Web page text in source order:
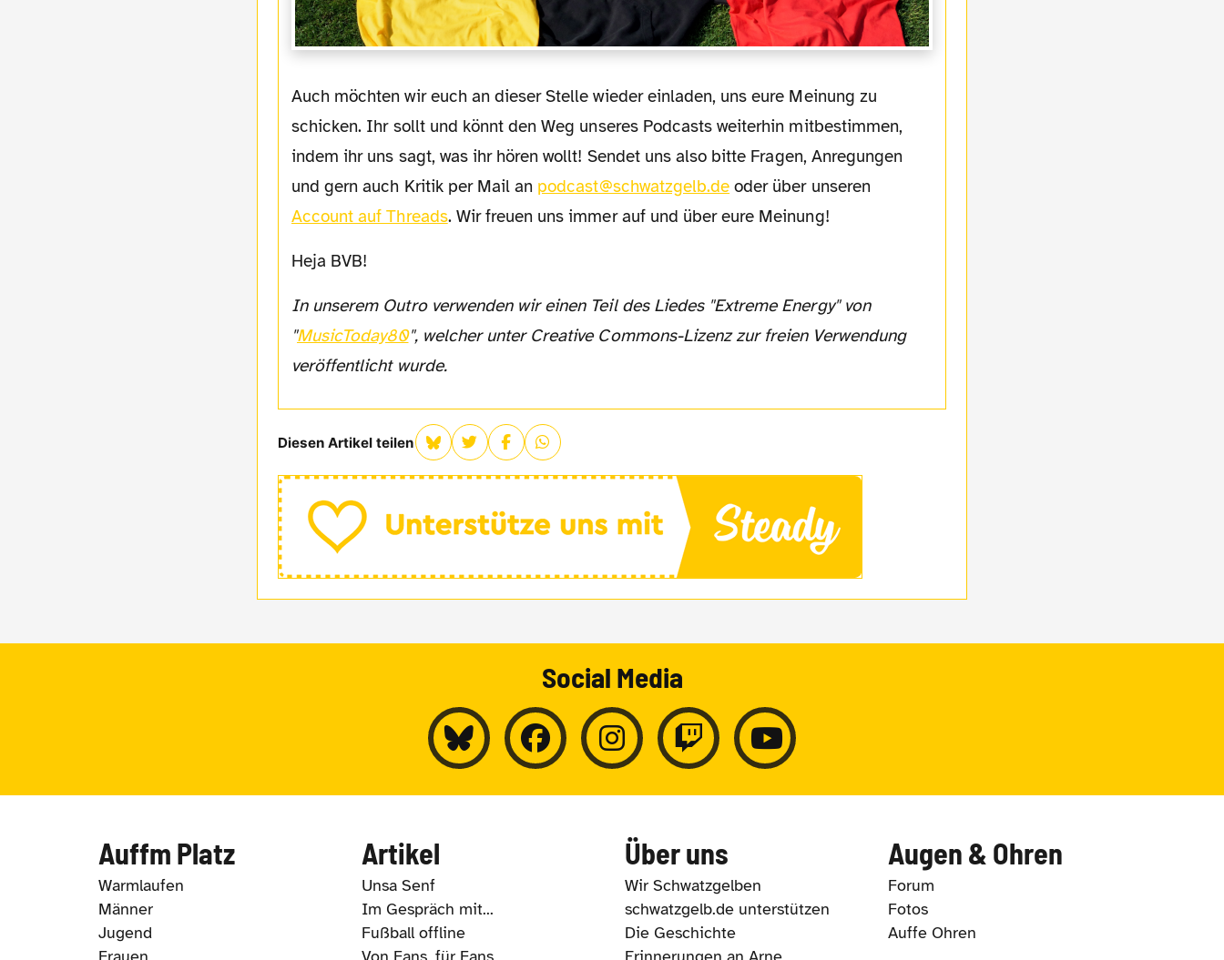
Auch möchten wir euch an dieser Stelle wieder einladen, uns eure Meinung zu
schicken. Ihr sollt und könnt den Weg unseres Podcasts weiterhin mitbestimmen,
indem ihr uns sagt, was ihr hören wollt! Sendet uns also bitte Fragen, Anregungen
und gern auch Kritik per Mail an podcast@schwatzgelb.de oder über unseren
Account auf Threads. Wir freuen uns immer auf und über eure Meinung!
Heja BVB!
In unserem Outro verwenden wir einen Teil des Liedes "Extreme Energy" von
"MusicToday80", welcher unter Creative Commons-Lizenz zur freien Verwendung
veröffentlicht wurde.
Diesen Artikel teilen
Social Media
Auffm Platz
Warmlaufen
Männer
Jugend
Artikel
Unsa Senf
Im Gespräch mit...
Fußball offline
Über uns
Wir Schwatzgelben
schwatzgelb.de unterstützen
Die Geschichte
Augen & Ohren
Forum
Fotos
Auffe Ohren